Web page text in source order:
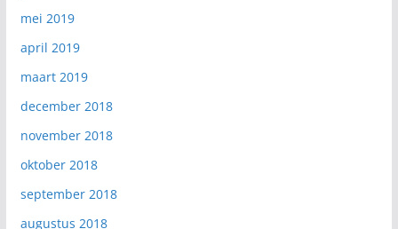
mei 2019
april 2019
maart 2019
december 2018
november 2018
oktober 2018
september 2018
augustus 2018